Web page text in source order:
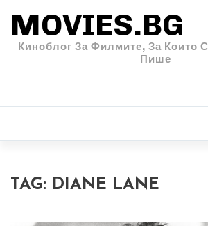
MOVIES.BG
Киноблог За Филмите, За Които
Пише
TAG: DIANE LANE